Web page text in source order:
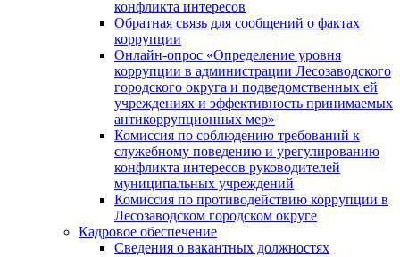
конфликта интересов
Обратная связь для сообщений о фактах
коррупции
Онлайн-опрос «Определение уровня
коррупции в администрации Лесозаводского
городского округа и подведомственных ей
учреждениях и эффективность принимаемых
антикоррупционных мер»
Комиссия по соблюдению требований к
служебному поведению и урегулированию
конфликта интересов руководителей
муниципальных учреждений
Комиссия по противодействию коррупции в
Лесозаводском городском округе
Кадровое обеспечение
Сведения о вакантных должностях